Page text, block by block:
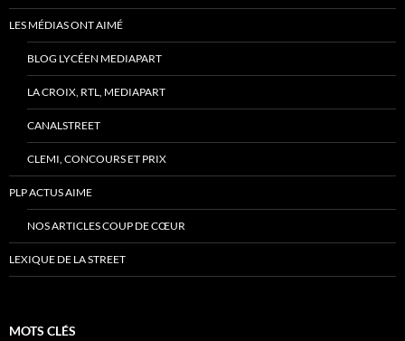
LES MÉDIAS ONT AIMÉ
BLOG LYCÉEN MEDIAPART
LA CROIX, RTL, MEDIAPART
CANALSTREET
CLEMI, CONCOURS ET PRIX
PLP ACTUS AIME
NOS ARTICLES COUP DE CŒUR
LEXIQUE DE LA STREET
MOTS CLÉS